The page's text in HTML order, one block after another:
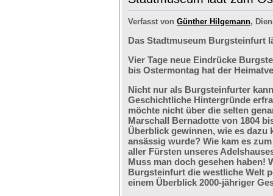
Verfasst von Günther Hilgemann,
Das Stadtmuseum Burgsteinfurt
Vier Tage neue Eindrücke
bis Ostermontag hat der
Nicht nur als Burgsteinfurter
Geschichtliche Hintergründe
möchte nicht über die selten
Marschall Bernadotte von 1804
Überblick gewinnen, wie es dazu
ansässig wurde? Wie kam es
aller Fürsten unseres
Muss man doch gesehen haben!
Burgsteinfurt die westliche Welt
einem Überblick 2000-jähriger